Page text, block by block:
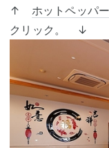
↑ ホットペッパー
クリック。 ↓